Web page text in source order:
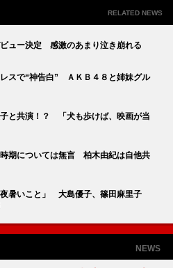
RELATED NEWS
ュー決定 感激のあまり泣き崩れる
スで“神告白” ＡＫＢ４８と姉妹グル
と共演！？ 「犬も歩けば、映画が当
期については無言 柏木由紀は自他共
暑いこと」 大島優子、篠田麻里子
NEWS